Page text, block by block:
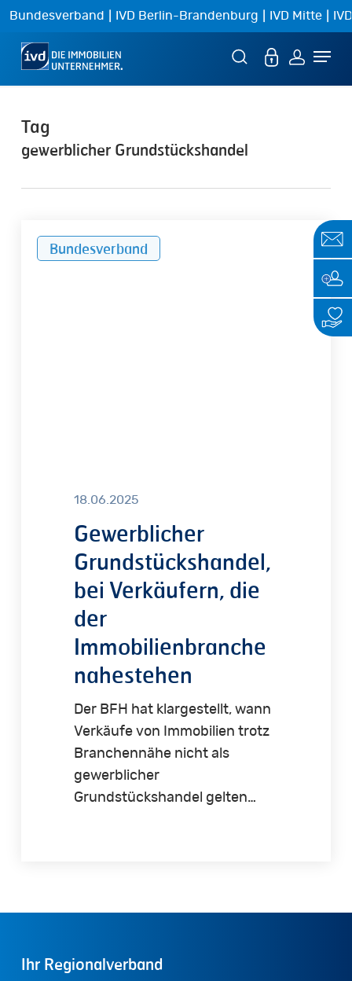
Skip
main
Bundesverband | IVD Berlin-Brandenburg | IVD Mitte |
Tag
gewerblicher Grundstückshandel
Grundstückshandel,
Bundesverband
18.06.2025
Gewerblicher
Grundstückshandel,
bei Verkäufern, die
der
Immobilienbranche
nahestehen
Der BFH hat klargestellt, wann
Verkäufe von Immobilien trotz
Branchennähe nicht als
gewerblicher
Grundstückshandel gelten…
Ihr Regionalverband